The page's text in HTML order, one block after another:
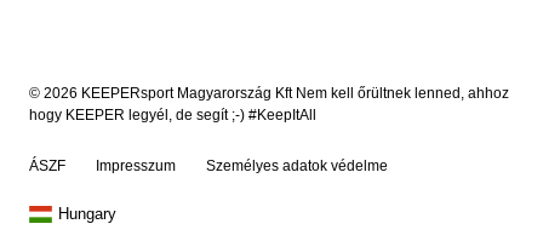
© 2026 KEEPERsport Magyarország Kft Nem kell őrültnek lenned, ahhoz
hogy KEEPER legyél, de segít ;-) #KeepItAll
ÁSZF Impresszum Személyes adatok védelme
Hungary